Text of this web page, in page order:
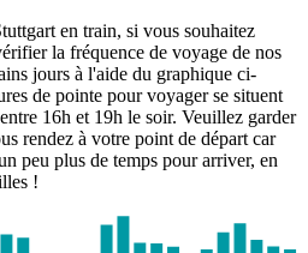
en train, si vous souhaitez
la fréquence de voyage de nos
jours à l'aide du graphique ci-
de pointe pour voyager se situent
16h et 19h le soir. Veuillez garder
rendez à votre point de départ car
peu plus de temps pour arriver, en
!